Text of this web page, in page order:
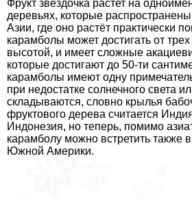
Фрукт звездочка растет на
деревьях, которые
Азии, где оно растёт пpaктически
карамболы может достигать от
высотой, и имеет сложные
которые достигают до 50-ти
карамболы имеют одну
при недостатке солнечного света
складываются, словно крылья
фруктового дерева считается
Индонезия, но теперь, помимо
карамболу можно встретить также
Южной Америки.